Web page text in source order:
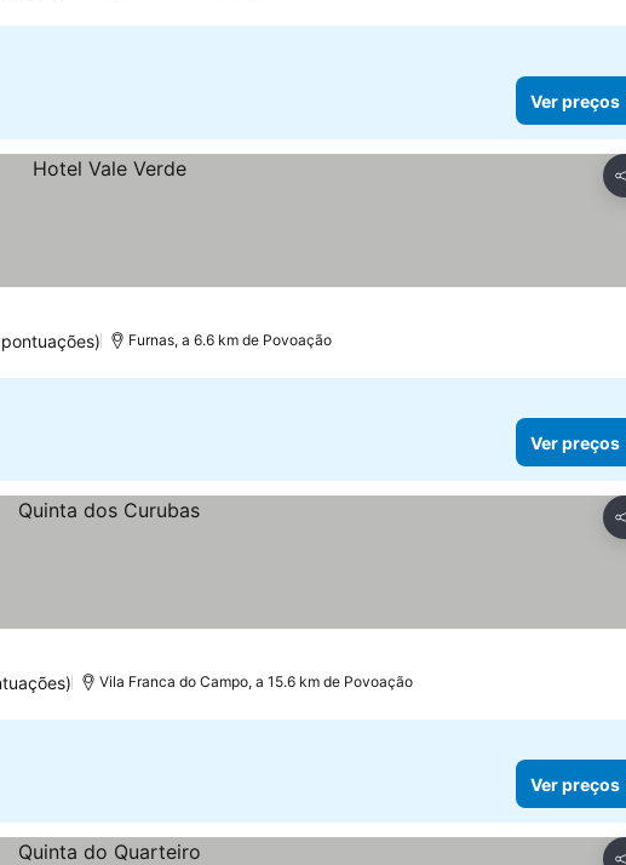
Ver preços
Furnas, a 6.6 km de Povoação
Ver preços
Vila Franca do Campo, a 15.6 km de Povoação
Ver preços